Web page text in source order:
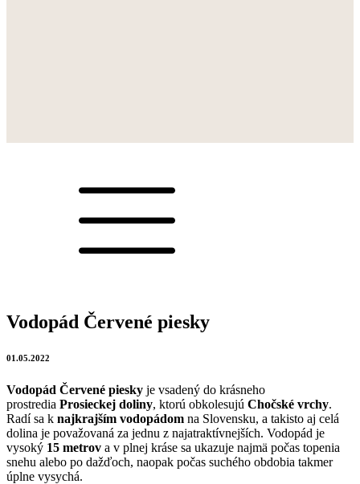
info@kapina.sk
Reklamačný poriadok
Ochrana údajov
Vodopád Červené piesky
01.05.2022
Vodopád Červené piesky je vsadený do krásneho
prostredia Prosieckej doliny, ktorú obkolesujú Chočské vrchy.
Radí sa k najkrajším vodopádom na Slovensku, a takisto aj celá
dolina je považovaná za jednu z najatraktívnejších. Vodopád je
vysoký 15 metrov a v plnej kráse sa ukazuje najmä počas topenia
snehu alebo po dažďoch, naopak počas suchého obdobia takmer
úplne vysychá.